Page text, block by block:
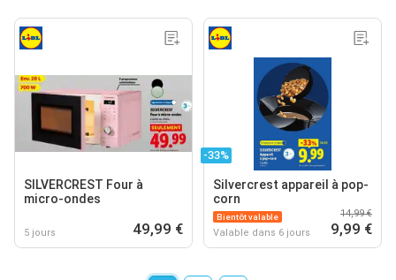
SILVERCREST Four à
micro-ondes
5 jours 49,99 €
-33%
Silvercrest appareil à pop-
corn
Bientôt valable
Valable dans 6 jours
14,99 €
9,99 €